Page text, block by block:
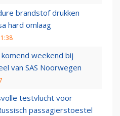
brandstof drukken
hard omlaag
weekend bij
van SAS Noorwegen
testvlucht voor
passagierstoestel